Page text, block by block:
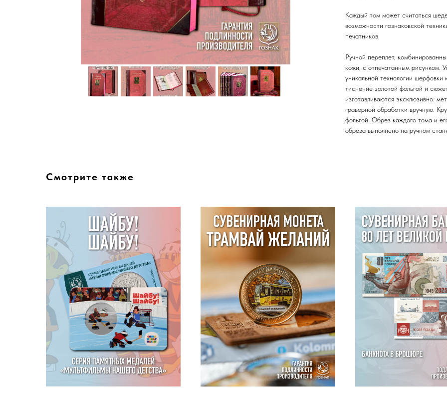
Каждый том может считаться
возможности гознаковской
печатников.
Ручной переплет,
кожи, с отпечатанным рисунком.
уникальной технологии
тиснение золотой фольгой и
изготавливаются эксклюзивно:
граверной обработки вручную.
фольгой. Обрез каждого тома и
обреза выполнено на ручном
Смотрите также